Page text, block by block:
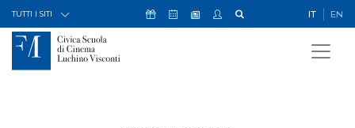
Skip to Content
TUTTI I SITI Icona Sostienici
Icona Calendario Eventi
Icona Newsletter
Icona My Civica IT EN